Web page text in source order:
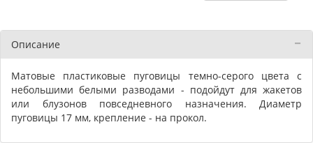
Описание
Матовые пластиковые пуговицы темно-серого цвета с
небольшими белыми разводами - подойдут для жакетов
или блузонов повседневного назначения. Диаметр
пуговицы 17 мм, крепление - на прокол.